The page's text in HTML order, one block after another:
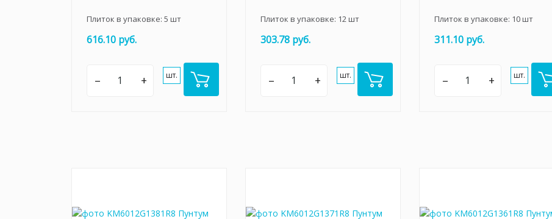
Плиток в упаковке: 5 шт
616.10 руб.
– + шт.
Плиток в упаковке: 12шт
303.78 руб.
– + шт.
Плиток в упаковке: 10шт
311.10 руб.
– + шт.